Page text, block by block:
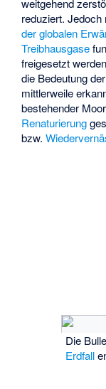
Die
Erdfall
weitgehend
reduziert.
der globalen
Treibhausgase
freigesetzt
die Bedeutung
mittlerweile
bestehender
Renaturierung
bzw.